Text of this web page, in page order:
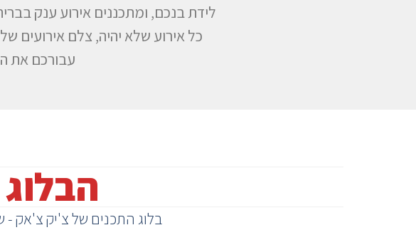
לידת בנכם, ומתכננים אירוע ענק
כל אירוע שלא יהיה, צלם אירועים
עבורכם את
בלוג התכנים של צ'יק צ'אק -